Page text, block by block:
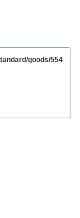
goods/554